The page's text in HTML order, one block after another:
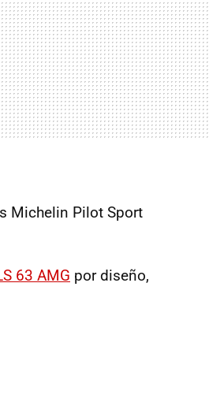
Michelin Pilot Sport
63 AMG por diseño,